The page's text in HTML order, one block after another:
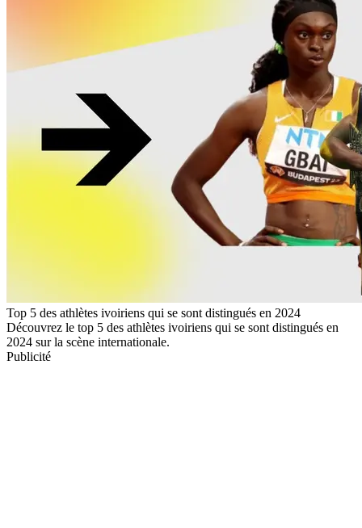
Top 5 des athlètes ivoiriens qui se sont distingués en 2024
Découvrez le top 5 des athlètes ivoiriens qui se sont distingués en
2024 sur la scène internationale.
Publicité